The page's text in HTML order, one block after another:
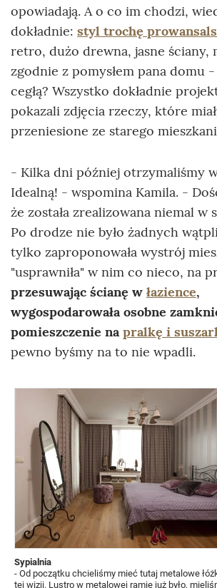
opowiadają. A o co im chodzi,
dokładnie: styl trochę
retro, dużo drewna, jasne ściany,
zgodnie z pomysłem pana domu -
cegłą? Wszystko dokładnie
pokazali zdjęcia rzeczy, które
przeniesione ze starego
- Kilka dni później otrzymaliśmy
Idealną! - wspomina Kamila. -
że została zrealizowana niemal w
Po drodze nie było żadnych
tylko zaproponowała wystrój
"usprawniła" w nim co nieco, na
przesuwając ścianę w łazience,
wygospodarowała osobne
pomieszczenie napralkę i
pewno byśmy na to nie wpadli.
Sypialnia
- Od początku chcieliśmy mieć tutaj metalowe
tej wizji. Lustro w metalowej ramie już było,